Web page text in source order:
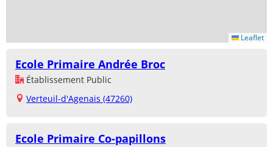
Leaflet
Ecole Primaire Andrée Broc
Établissement Public
Verteuil-d'Agenais (47260)
Ecole Primaire Co-papillons